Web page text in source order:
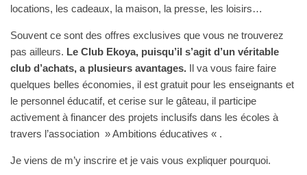
locations, les cadeaux, la maison, la presse, les loisirs…
Souvent ce sont des offres exclusives que vous ne trouverez
pas ailleurs. Le Club Ekoya, puisqu’il s’agit d’un véritable
club d’achats, a plusieurs avantages. Il va vous faire faire
quelques belles économies, il est gratuit pour les enseignants et
le personnel éducatif, et cerise sur le gâteau, il participe
activement à financer des projets inclusifs dans les écoles à
travers l’association » Ambitions éducatives « .
Je viens de m’y inscrire et je vais vous expliquer pourquoi.